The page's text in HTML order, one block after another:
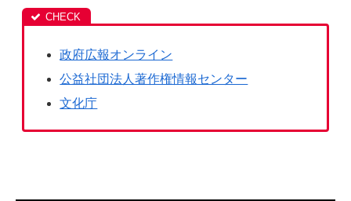
政府広報オンライン
公益社団法人著作権情報センター
文化庁